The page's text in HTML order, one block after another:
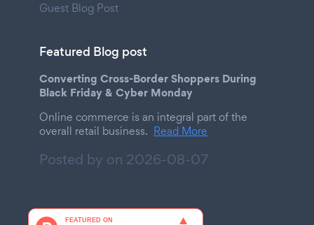
Guest Blog Post
Featured Blog post
Converting Cross-Border Shoppers During
Black Friday & Cyber Monday
Online commerce is an integral part of the
overall retail business. Read More
Posted by on 2026-08-07